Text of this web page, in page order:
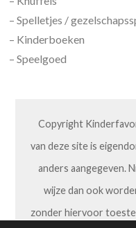
– Spelletjes /
– Kinderboeken
– Speelgoed
Copyright
van deze site is
anders aangegeven.
wijze dan ook
zonder hiervoor